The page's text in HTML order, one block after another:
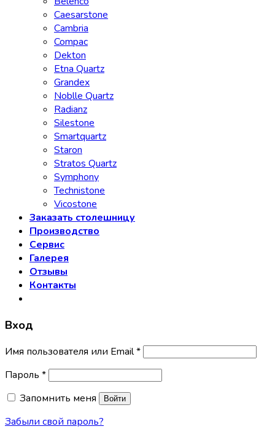
Caesarstone
Cambria
Compac
Dekton
Etna Quartz
Grandex
Noblle Quartz
Radianz
Silestone
Smartquartz
Staron
Stratos Quartz
Symphony
Technistone
Vicostone
Заказать столешницу
Производство
Сервис
Галерея
Отзывы
Контакты
Вход
Имя пользователя или Email*
Пароль *
Запомнить меня
Войти
Забыли свой пароль?